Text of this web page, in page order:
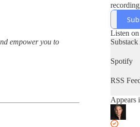
empower you to
word
insights,
and app
Listen on
Spotify
RSS
Appears